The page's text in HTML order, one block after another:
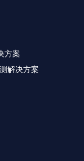
方案
解决方案